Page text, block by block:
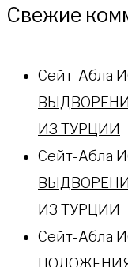
Свежие
Сейт-Абла
ИЗ ТУРЦИИ
Сейт-Абла
ИЗ ТУРЦИИ
Сейт-Абла